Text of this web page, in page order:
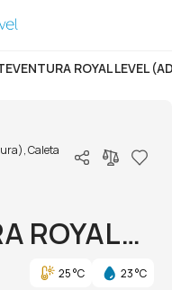
ROYAL LEVEL
Caleta
ROYAL
ONLY 18+)
25 °C
23 °C